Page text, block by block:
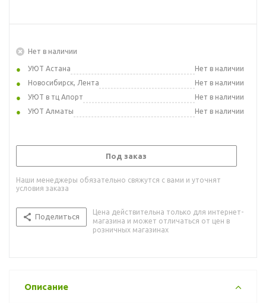
Нет в наличии
УЮТ Астана
Нет в наличии
Новосибирск, Лента
Нет в наличии
УЮТ в тц Апорт
Нет в наличии
УЮТ Алматы
Нет в наличии
Под заказ
Наши менеджеры обязательно свяжутся с вами и уточнят
условия заказа
Поделиться
Цена действительна только для интернет-
магазина и может отличаться от цен в
розничных магазинах
Описание